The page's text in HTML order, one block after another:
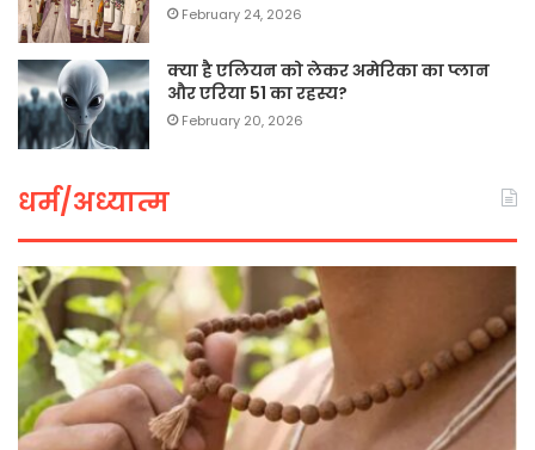
February 24, 2026
क्या है एलियन को लेकर अमेरिका का प्लान
और एरिया 51 का रहस्य?
February 20, 2026
धर्म/अध्यात्म